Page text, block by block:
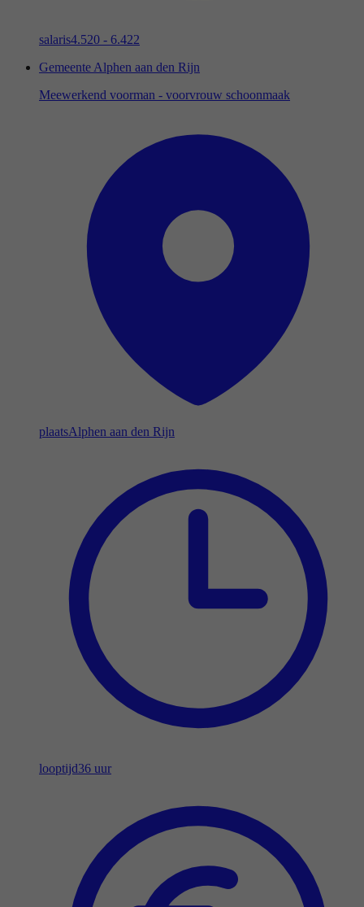
salaris4.520 - 6.422
Gemeente Alphen aan den Rijn
Meewerkend voorman - voorvrouw schoonmaak
plaatsAlphen aan den Rijn
looptijd36 uur